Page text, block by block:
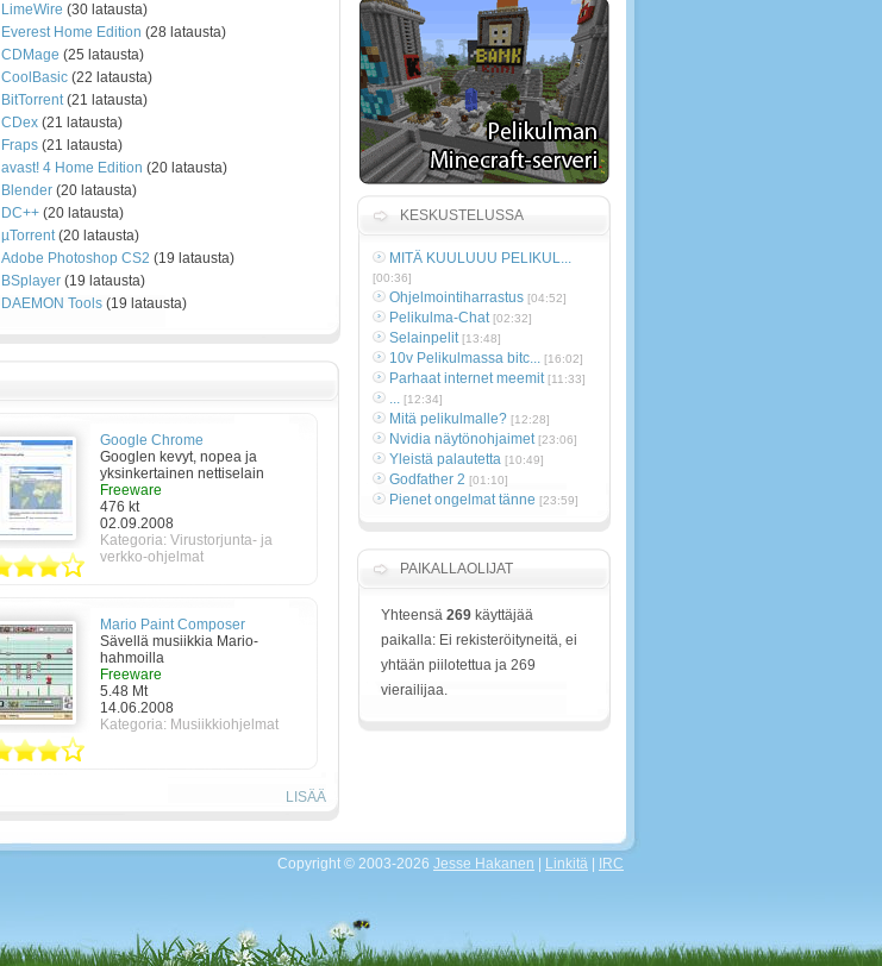
LimeWire (30 latausta)
Everest Home Edition (28 latausta)
CDMage (25 latausta)
CoolBasic (22 latausta)
BitTorrent(21 latausta)
CDex (21 latausta)
Fraps (21 latausta)
avast! 4 Home Edition (20 latausta)
Blender (20 latausta)
DC++ (20 latausta)
µTorrent(20 latausta)
Adobe Photoshop CS2 (19 latausta)
BSplayer (19 latausta)
DAEMON Tools (19 latausta)
Google Chrome
Googlen kevyt, nopea ja
yksinkertainen nettiselain
Freeware
476 kt
02.09.2008
Kategoria: Virustorjunta- ja
verkko-ohjelmat
Mario Paint Composer
Sävellä musiikkia Mario-
hahmoilla
Freeware
5.48 Mt
14.06.2008
Kategoria: Musiikkiohjelmat
LISÄÄ
KESKUSTELUSSA
MITÄ KUULUUU PELIKUL...
[00:36]
Ohjelmointiharrastus [04:52]
Pelikulma-Chat [02:32]
Selainpelit [13:48]
10v Pelikulmassa bitc... [16:02]
Parhaat internet meemit [11:33]
... [12:34]
Mitä pelikulmalle? [12:28]
Nvidia näytönohjaimet [23:06]
Yleistä palautetta [10:49]
Godfather 2 [01:10]
Pienet ongelmat tänne [23:59]
PAIKALLAOLIJAT
Yhteensä 269 käyttäjää
paikalla: Ei rekisteröityneitä, ei
yhtään piilotettua ja 269
vierailijaa.
Copyright © 2003-2026 Jesse Hakanen Linkitä IRC